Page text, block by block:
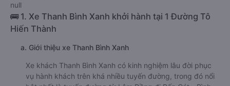
null
🚌 1. Xe Thanh Bình Xanh khởi hành tại 1 Đường Tô
Hiến Thành
a. Giới thiệu xe Thanh Bình Xanh
Xe khách Thanh Bình Xanh có kinh nghiệm lâu đời phục
vụ hành khách trên khá nhiều tuyến đường, trong đó nổi